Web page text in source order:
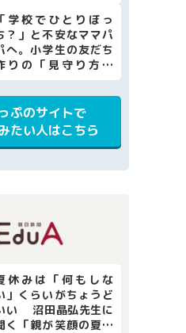
[小児科医監修]
「学校でひとりぼっ
？」と不安なママパ
へ。小学生の友だち
りの「見守り方」
、家庭でできる4つの
ポート
ぷのサイトで
たい人はこちら
休みは「何もしな
」くらいがちょうど
い 沼田晶弘先生に
く「親が笑顔の夏休